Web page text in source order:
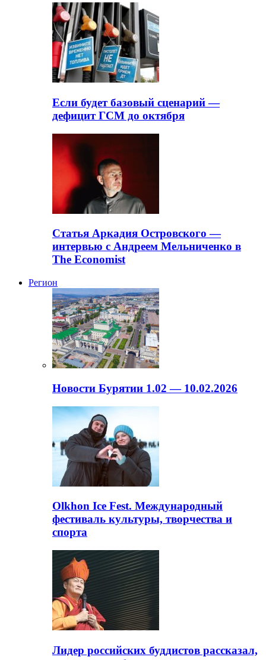
Если будет базовый сценарий —
дефицит ГСМ до октября
Статья Аркадия Островского —
интервью с Андреем Мельниченко в
The Economist
Регион
Новости Бурятии 1.02 — 10.02.2026
Olkhon Ice Fest. Международный
фестиваль культуры, творчества и
спорта
Лидер российских буддистов рассказал,